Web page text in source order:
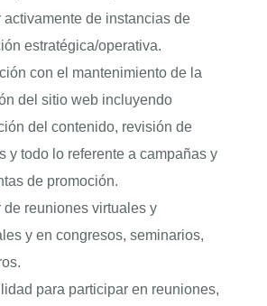
activamente de instancias de
estratégica/operativa.
con el mantenimiento de la
del sitio web incluyendo
del contenido, revisión de
y todo lo referente a campañas y
de promoción.
de reuniones virtuales y
y en congresos, seminarios,
para participar en reuniones,